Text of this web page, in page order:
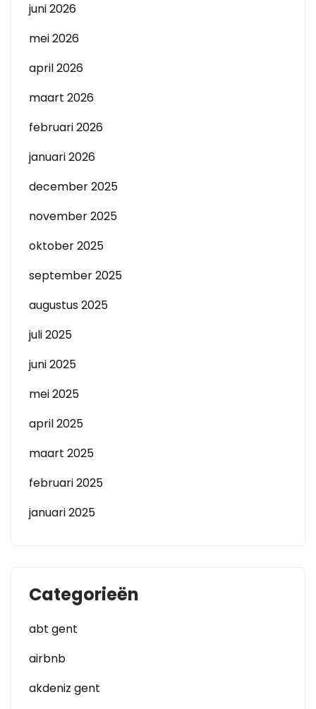
juni 2026
mei 2026
april 2026
maart 2026
februari 2026
januari 2026
december 2025
november 2025
oktober 2025
september 2025
augustus 2025
juli 2025
juni 2025
mei 2025
april 2025
maart 2025
februari 2025
januari 2025
Categorieën
abt gent
airbnb
akdeniz gent